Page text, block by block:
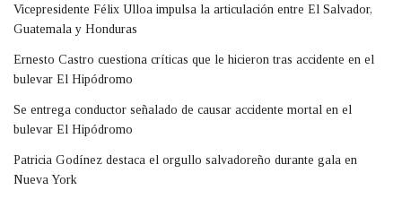
Vicepresidente Félix Ulloa impulsa la articulación entre El Salvador,
Guatemala y Honduras
Ernesto Castro cuestiona críticas que le hicieron tras accidente en el
bulevar El Hipódromo
Se entrega conductor señalado de causar accidente mortal en el
bulevar El Hipódromo
Patricia Godínez destaca el orgullo salvadoreño durante gala en
Nueva York